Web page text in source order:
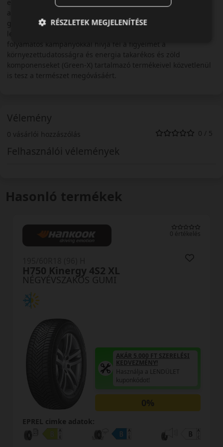
elmondható, hogy a legmodernebb technológiákat
alkalmazzák a minél komfortosabb és tartósabb
gumiabroncsok előállítása érdekében. A Michelin termékek a
legmagasabb elvárásoknak is megfelelnek! A vállalat
folyamatos kampányokkal hívja fel a figyelmet a
környezettudatosságra és energia takarékos és zöld
komponenseket (Green-X) tartalmazó termékeivel közvetlenül
is tesz a természet megóvásáért.
Vélemény
0 vásárlói hozzászólás 0 / 5
Felhasználói vélemények
Hasonló termékek
0 értékelés
NÉGYÉVSZAKOS GUMI
H750 Kinergy 4S2 XL
AKÁR 5.000 FT SZERELÉSI
KEDVEZMÉNY!
Használja a LENDÜLET
kuponkódot!
0%
EPREL cimke adatok:
RÉSZLETEK MEGJELENÍTÉSE